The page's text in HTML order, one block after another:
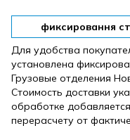
фиксировання
Для удобства
установлена
Грузовые отделения
Стоимость доставки
обработке
перерасчету от